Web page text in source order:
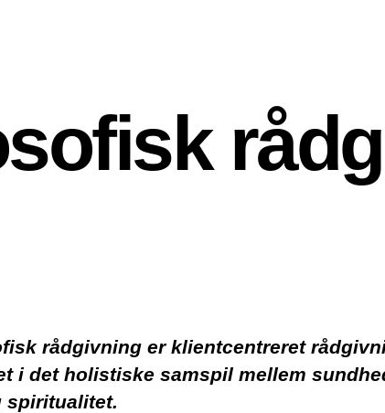
rådgivning er klientcentreret
i det holistiske samspil mellem
spiritualitet.